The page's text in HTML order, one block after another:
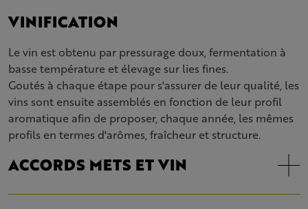
VINIFICATION
Le vin est obtenu par pressurage doux, fermentation à
basse température et élevage sur lies fines.
Goutés à chaque étape pour s'assurer de leur qualité, les
vins sont ensuite assemblés en fonction de leur profil
aromatique afin de proposer, chaque année, les mêmes
profils en termes d'arômes, fraîcheur et structure.
ACCORDS METS ET VIN